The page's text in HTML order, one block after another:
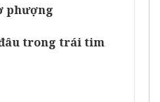
phượng
trong trái tim